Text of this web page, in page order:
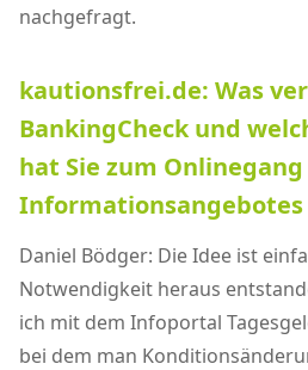
nachgefragt.
kautionsfrei.de: Was
BankingCheck und
hat Sie zum
Informationsangebotes
Daniel Bödger: Die Idee ist
Notwendigkeit heraus
ich mit dem Infoportal
bei dem man